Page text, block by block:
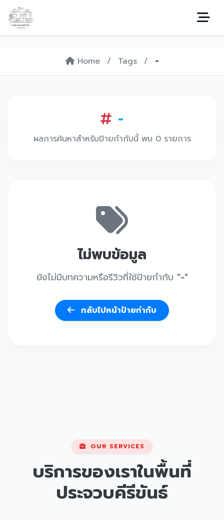
Home / Tags / -
-
ผลการค้นหาสำหรับป้ายกำกับนี้ พบ 0 รายการ
ไม่พบข้อมูล
ยังไม่มีบทความหรือรีวิวที่ใช้ป้ายกำกับ "-"
กลับไปหน้าป้ายกำกับ
OUR SERVICES
บริการของเราในพื้นที่
ประจวบคีรีขันธ์